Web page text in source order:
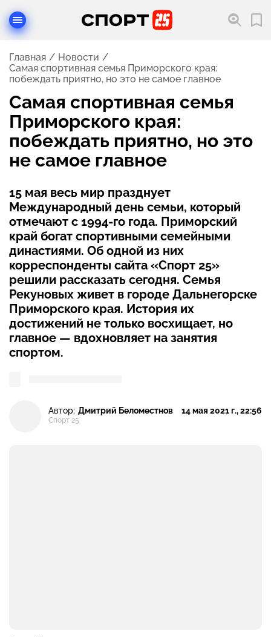
Главная
Новости
Самая спортивная семья Приморского края:
побеждать приятно, но это не самое главное
Самая спортивная семья
Приморского края:
побеждать приятно, но это
не самое главное
15 мая весь мир празднует
Международный день семьи, который
отмечают с 1994-го года. Приморский
край богат спортивными семейными
династиями. Об одной из них
корреспонденты сайта «Спорт 25»
решили рассказать сегодня. Семья
Рекуновых живет в городе Дальнегорске
Приморского края. История их
достижений не только восхищает, но
главное — вдохновляет на занятия
спортом.
Автор: Дмитрий Беломестнов
Спорт 25
14 мая 2021 г., 22:56